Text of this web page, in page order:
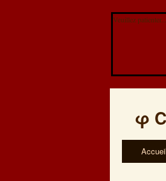
Veuillez patienter...
φ
Accueil